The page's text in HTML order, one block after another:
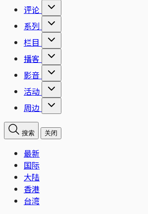
评论
系列
栏目
播客
影音
活动
周边
搜索 关闭
最新
国际
大陆
香港
台湾